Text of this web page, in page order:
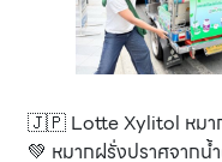
🇯🇵 Lotte Xylitol หมา
💚 หมากฝรั่งปราศจากน้